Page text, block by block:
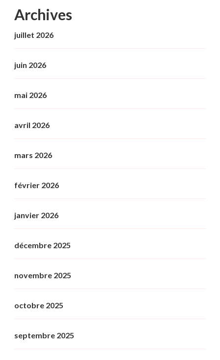
Archives
juillet 2026
juin 2026
mai 2026
avril 2026
mars 2026
février 2026
janvier 2026
décembre 2025
novembre 2025
octobre 2025
septembre 2025